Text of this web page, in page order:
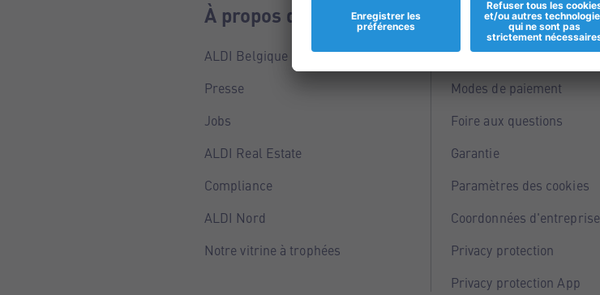
À propos de nous
ALDI Belgique
Presse
Jobs
ALDI Real Estate
Compliance
ALDI Nord
Notre vitrine à trophées
Informations
Magasins
Modes de paiement
Foire aux questions
Garantie
Paramètres des cookies
Coordonnées d'entreprise
Privacy protection
Privacy protection App